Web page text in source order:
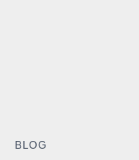
BLOG